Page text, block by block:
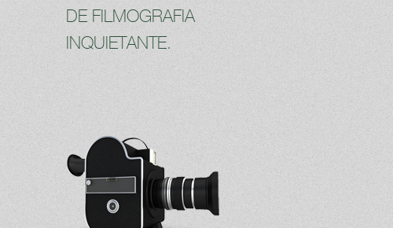
DE FILMOGRAFIA
INQUIETANTE.